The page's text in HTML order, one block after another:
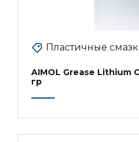
Пластичные
AIMOL Grease Lithium
гр